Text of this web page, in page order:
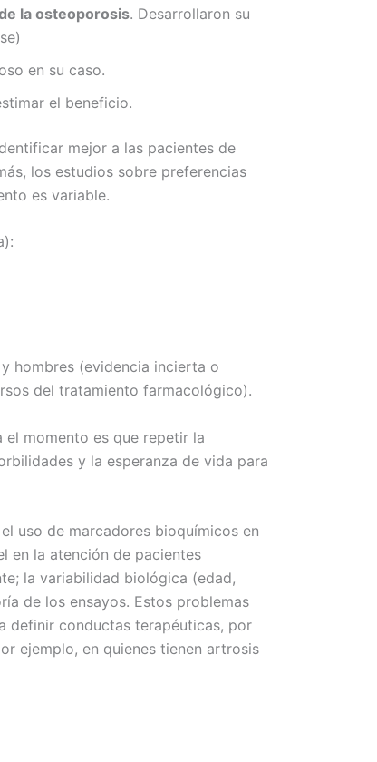
la osteoporosis. Desarrollaron su
en su caso.
el beneficio.
mejor a las pacientes de
los estudios sobre preferencias
es variable.
hombres (evidencia incierta o
del tratamiento farmacológico).
el momento es que repetir la
y la esperanza de vida para
uso de marcadores bioquímicos en
en la atención de pacientes
la variabilidad biológica (edad,
de los ensayos. Estos problemas
definir conductas terapéuticas, por
ejemplo, en quienes tienen artrosis